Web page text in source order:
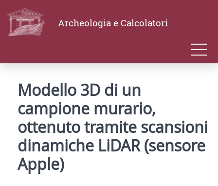
Archeologia e Calcolatori
Modello 3D di un
campione murario,
ottenuto tramite scansioni
dinamiche LiDAR (sensore
Apple)